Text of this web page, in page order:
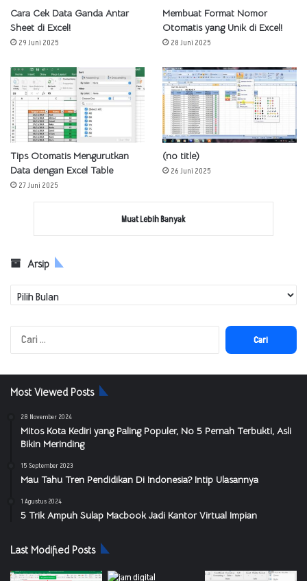
Cara Cek Data Ganda Antar
Sheet di Excel!
29 Juni 2025
Membuat Format Nomor
Otomatis yang Unik di Excel!
28 Juni 2025
Tips Otomatis Mengurutkan
Data dengan Excel Table
27 Juni 2025
(no title)
26 Juni 2025
Muat Lebih Banyak
Arsip
Cari
untuk:
Most Viewed Posts
28 November 2024
Mitos Kota Kediri yang Paling Populer, No 5 Pernah Terbukti, Asli
Bikin Merinding
15 September 2023
Mau Tahu Tren Pendidikan Di Indonesia? Intip Ulasannya
1 Agustus 2024
5 Trik Ampuh Sulap Macbook Jadi Kantor Virtual Impian
Last Modified Posts